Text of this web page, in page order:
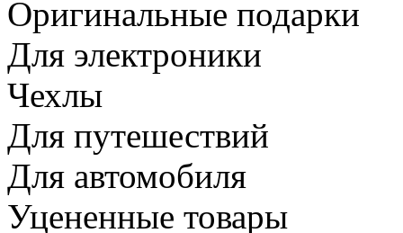
Оригинальные подарки
Для электроники
Чехлы
Для путешествий
Для автомобиля
Уцененные товары